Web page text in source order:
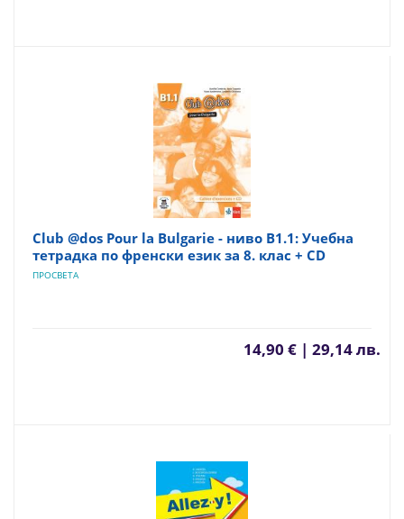
Club @dos Pour la Bulgarie - ниво B1.1: Учебна
тетрадка по френски език за 8. клас + CD
ПРОСВЕТА
14,90 € | 29,14 лв.